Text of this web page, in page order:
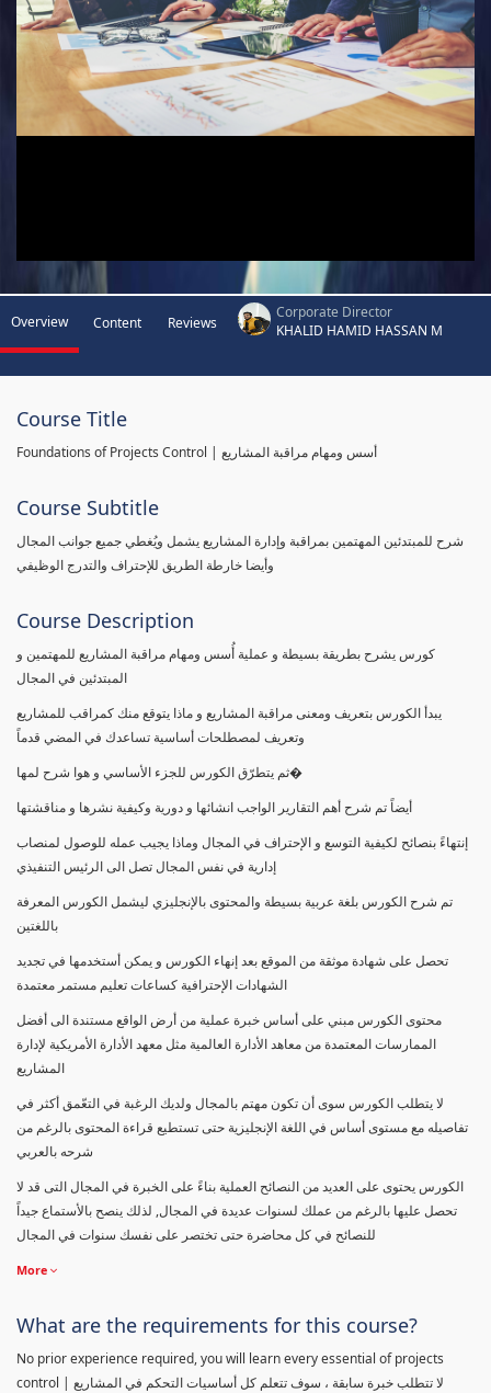
Overview Content Reviews
Corporate Director
KHALID HAMID HASSAN M
Course Title
Foundations of Projects Control | أسس ومهام مراقبة المشاريع
Course Subtitle
شرح للمبتدئين المهتمين بمراقبة وإدارة المشاريع يشمل ويُغطي جميع جوانب المجال
وأيضا خارطة الطريق للإحتراف والتدرج الوظيفي
Course Description
كورس يشرح بطريقة بسيطة و عملية أُسس ومهام مراقبة المشاريع للمهتمين و
المبتدئين في المجال
يبدأ الكورس بتعريف ومعنى مراقبة المشاريع و ماذا يتوقع منك كمراقب للمشاريع
وتعريف لمصطلحات أساسية تساعدك في المضي قدماً
ثم يتطرّق الكورس للجزء الأساسي و هوا شرح لمها�
أيضاً تم شرح أهم التقارير الواجب انشائها و دورية وكيفية نشرها و مناقشتها
إنتهاءً بنصائح لكيفية التوسع و الإحتراف في المجال وماذا يجيب عمله للوصول لمنصاب
إدارية في نفس المجال تصل الى الرئيس التنفيذي
تم شرح الكورس بلغة عربية بسيطة والمحتوى بالإنجليزي ليشمل الكورس المعرفة
باللغتين
تحصل على شهادة موثقة من الموقع بعد إنهاء الكورس و يمكن أستخدمها في تجديد
الشهادات الإحترافية كساعات تعليم مستمر معتمدة
محتوى الكورس مبني على أساس خبرة عملية من أرض الواقع مستندة الى أفضل
الممارسات المعتمدة من معاهد الأدارة العالمية مثل معهد الأدارة الأمريكية لإدارة
المشاريع
لا يتطلب الكورس سوى أن تكون مهتم بالمجال ولديك الرغبة في التعّمق أكثر في
تفاصيله مع مستوى أساس في اللغة الإنجليزية حتى تستطيع قراءة المحتوى بالرغم من
شرحه بالعربي
الكورس يحتوى على العديد من النصائح العملية بناءً على الخبرة في المجال التى قد لا
تحصل عليها بالرغم من عملك لسنوات عديدة في المجال, لذلك ينصح بالأستماع جيداً
للنصائح في كل محاضرة حتى تختصر على نفسك سنوات في المجال
More
What are the requirements for this course?
No prior experience required, you will learn every essential of projects
control | لا تتطلب خبرة سابقة ، سوف تتعلم كل أساسيات التحكم في المشاريع